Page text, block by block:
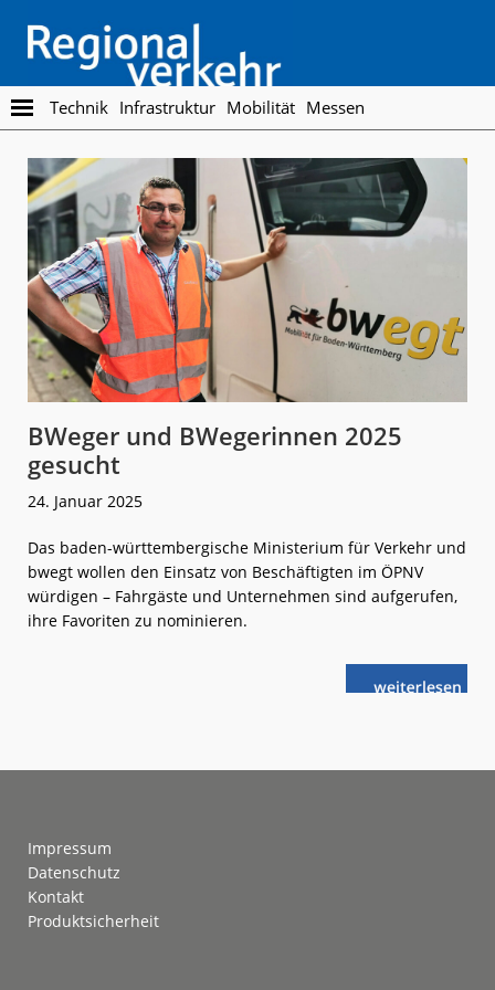
main
content
footer
Regionalverkehr
Die
Fachzeitschrift
den
Öffentlichen
Personennahverkehr
Technik Infrastruktur Mobilität Messen
BWeger und BWegerinnen 2025
gesucht
24. Januar 2025
Das baden-württembergische Ministerium für Verkehr und
bwegt wollen den Einsatz von Beschäftigten im ÖPNV
würdigen – Fahrgäste und Unternehmen sind aufgerufen,
ihre Favoriten zu nominieren.
weiterlese
nBWeger
Impressum
Datenschutz
Kontakt
Produktsicherheit